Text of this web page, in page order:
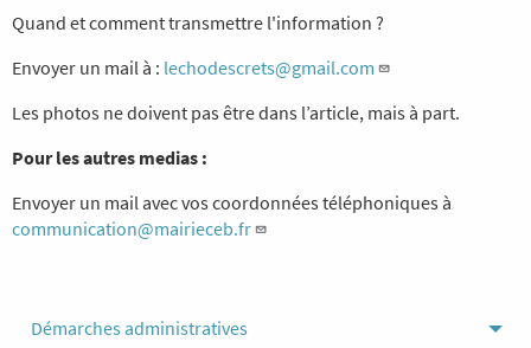
Quand et comment transmettre l'information ?
Envoyer un mail à : lechodescrets@gmail.com
Les photos ne doivent pas être dans l’article, mais à part.
Pour les autres medias :
Envoyer un mail avec vos coordonnées téléphoniques à
communication@mairieceb.fr
Démarches administratives